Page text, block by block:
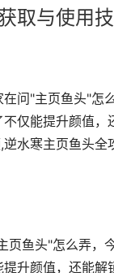
取与使用技
问"主页鱼头"怎
仅能提升颜值
水寒主页鱼头全
鱼头"怎么弄，
升颜值，还能解